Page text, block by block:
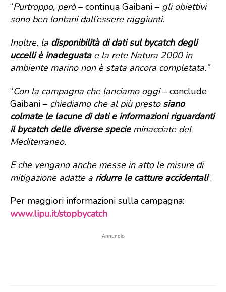
“Purtroppo, però– continua Gaibani – gli obiettivi
sono ben lontani dall’essere raggiunti.
Inoltre, la disponibilità di dati sul bycatch degli
uccelli è inadeguatae la rete Natura 2000 in
ambiente marino non è stata ancora completata.”
“Con la campagna che lanciamo oggi– conclude
Gaibani – chiediamo che al più presto siano
colmate le lacune di dati e informazioni riguardanti
il bycatch delle diverse specieminacciate del
Mediterraneo.
E che vengano anche messe in atto le misure di
mitigazione adatte a ridurre le catture accidentali”.
Per maggiori informazioni sulla campagna:
www.lipu.it/stopbycatch
Annuncio